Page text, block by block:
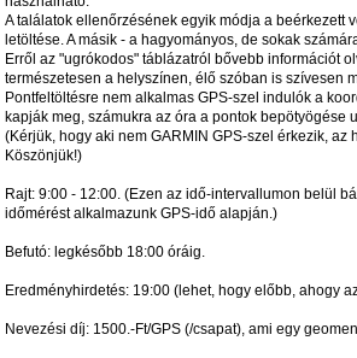
A találatok ellenőrzésének egyik módja a beérkezett
letöltése. A másik - a hagyományos, de sokak
Erről az "ugrókodos" táblázatról bővebb információt
természetesen a helyszínen, élő szóban is szívesen
Pontfeltöltésre nem alkalmas GPS-szel indulók a
kapják meg, számukra az óra a pontok bepötyögése
(Kérjük, hogy aki nem GARMIN GPS-szel érkezik, az
Köszönjük!)
Rajt: 9:00 - 12:00. (Ezen az idő-intervallumon belül
időmérést alkalmazunk GPS-idő alapján.)
Befutó: legkésőbb 18:00 óráig.
Eredményhirdetés: 19:00 (lehet, hogy előbb, ahogy
Nevezési díj: 1500.-Ft/GPS (/csapat), ami egy